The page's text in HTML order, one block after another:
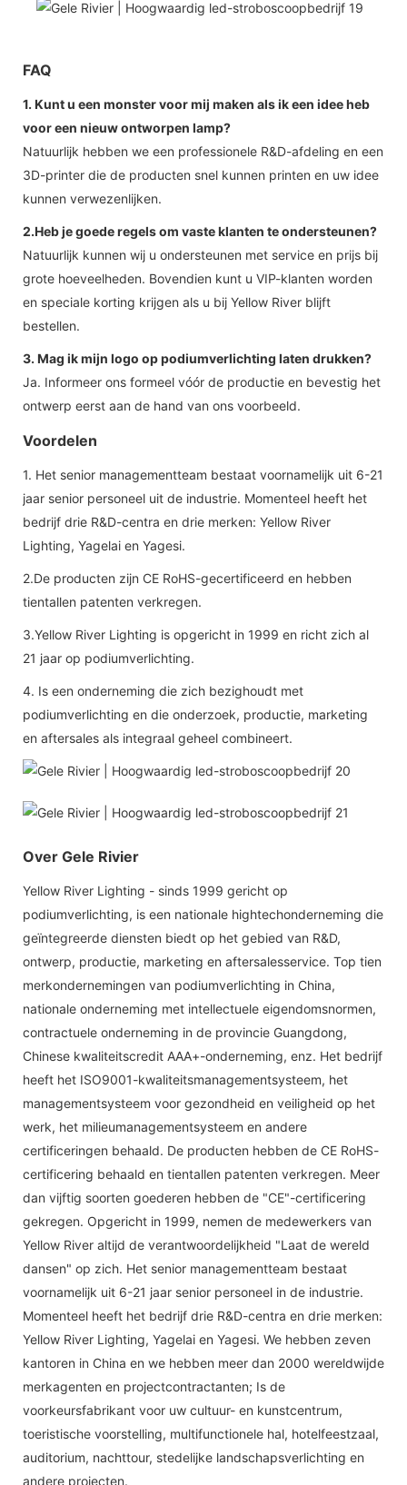
FAQ
1. Kunt u een monster voor mij maken als ik een idee heb
voor een nieuw ontworpen lamp?
Natuurlijk hebben we een professionele R&D-afdeling en een
3D-printer die de producten snel kunnen printen en uw idee
kunnen verwezenlijken.
2.Heb je goede regels om vaste klanten te ondersteunen?
Natuurlijk kunnen wij u ondersteunen met service en prijs bij
grote hoeveelheden. Bovendien kunt u VIP-klanten worden
en speciale korting krijgen als u bij Yellow River blijft
bestellen.
3. Mag ik mijn logo op podiumverlichting laten drukken?
Ja. Informeer ons formeel vóór de productie en bevestig het
ontwerp eerst aan de hand van ons voorbeeld.
Voordelen
1. Het senior managementteam bestaat voornamelijk uit 6-21
jaar senior personeel uit de industrie. Momenteel heeft het
bedrijf drie R&D-centra en drie merken: Yellow River
Lighting, Yagelai en Yagesi.
2.De producten zijn CE RoHS-gecertificeerd en hebben
tientallen patenten verkregen.
3.Yellow River Lighting is opgericht in 1999 en richt zich al
21 jaar op podiumverlichting.
4. Is een onderneming die zich bezighoudt met
podiumverlichting en die onderzoek, productie, marketing
en aftersales als integraal geheel combineert.
Over Gele Rivier
Yellow River Lighting - sinds 1999 gericht op
podiumverlichting, is een nationale hightechonderneming die
geïntegreerde diensten biedt op het gebied van R&D,
ontwerp, productie, marketing en aftersalesservice. Top tien
merkondernemingen van podiumverlichting in China,
nationale onderneming met intellectuele eigendomsnormen,
contractuele onderneming in de provincie Guangdong,
Chinese kwaliteitscredit AAA+-onderneming, enz. Het bedrijf
heeft het ISO9001-kwaliteitsmanagementsysteem, het
managementsysteem voor gezondheid en veiligheid op het
werk, het milieumanagementsysteem en andere
certificeringen behaald. De producten hebben de CE RoHS-
certificering behaald en tientallen patenten verkregen. Meer
dan vijftig soorten goederen hebben de "CE"-certificering
gekregen. Opgericht in 1999, nemen de medewerkers van
Yellow River altijd de verantwoordelijkheid "Laat de wereld
dansen" op zich. Het senior managementteam bestaat
voornamelijk uit 6-21 jaar senior personeel in de industrie.
Momenteel heeft het bedrijf drie R&D-centra en drie merken:
Yellow River Lighting, Yagelai en Yagesi. We hebben zeven
kantoren in China en we hebben meer dan 2000 wereldwijde
merkagenten en projectcontractanten; Is de
voorkeursfabrikant voor uw cultuur- en kunstcentrum,
toeristische voorstelling, multifunctionele hal, hotelfeestzaal,
auditorium, nachttour, stedelijke landschapsverlichting en
andere projecten.